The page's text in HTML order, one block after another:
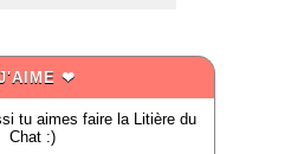
❤
tu aimes faire la Litière du
Chat :)